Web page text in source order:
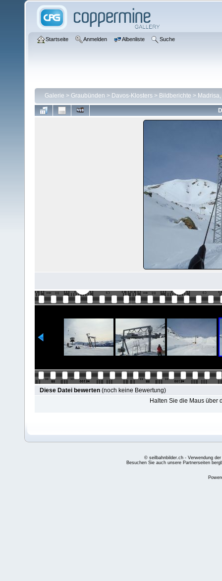
Startseite Anmelden Albenliste Suche
Galerie > Graubünden > Davos-Klosters > Bildberichte >
Diese Datei bewerten (noch keine Bewertung)
Halten Sie die Maus über
© seilbahnbilder.ch - Verwendung
Besuchen Sie auch unsere Partnerseiten